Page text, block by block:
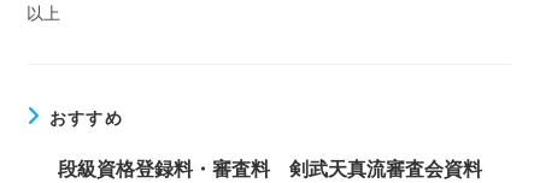
以上
おすすめ
段級資格登録料・審査料 剣武天真流審査会資料